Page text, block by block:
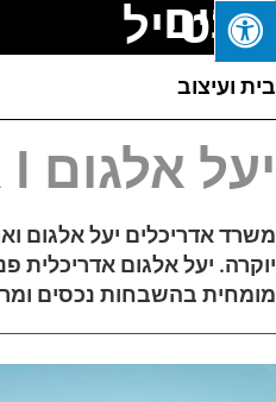
בונים
בסטייל
בית ועיצוב
יעל אלגום I אדריכלות ועיצוב פנים
משרד אדריכלים יעל אלגום
מומחית בהשבחות נכסים